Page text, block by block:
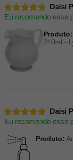
Daisi
Eu recomendo esse
Produto:
240ml -
Daisi
Eu recomendo esse
Produto: